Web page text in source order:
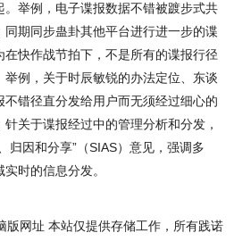
举例，电子谍报数据不错被踱步式共
期同步蛊卦其他平台进行进一步的谍
快作战节拍下，不是所有的谍报行径
例，关于时辰敏锐的办法定位、东谈
错径直分发给用户而无须经过细心的
关于谍报经过中的管理分析和分发，
归因和分享”（SIAS）意见，强调多
时的信息分发。
本站仅提供存储工作，所有践诺